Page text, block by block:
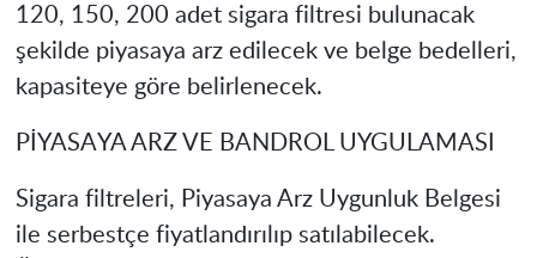
120, 150, 200 adet sigara filtresi bulunacak
şekilde piyasaya arz edilecek ve belge bedelleri,
kapasiteye göre belirlenecek.
PİYASAYA ARZ VE BANDROL UYGULAMASI
Sigara filtreleri, Piyasaya Arz Uygunluk Belgesi
ile serbestçe fiyatlandırılıp satılabilecek.